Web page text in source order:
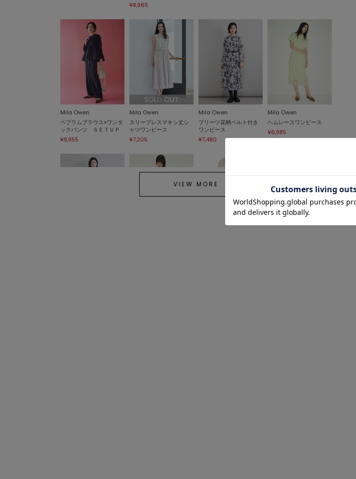
¥8,965
Mila Owen
ペプラムブラウス×ワンタ
ックパンツ ＳＥＴＵＰ
¥9,955
SOLD OUT
Mila Owen
スリーブレスマキシ丈シ
ャツワンピース
¥7,205
Mila Owen
プリーツ花柄ベルト付き
ワンピース
¥7,480
Mila Owen
ヘムレースワンピース
¥6,985
VIEW MORE